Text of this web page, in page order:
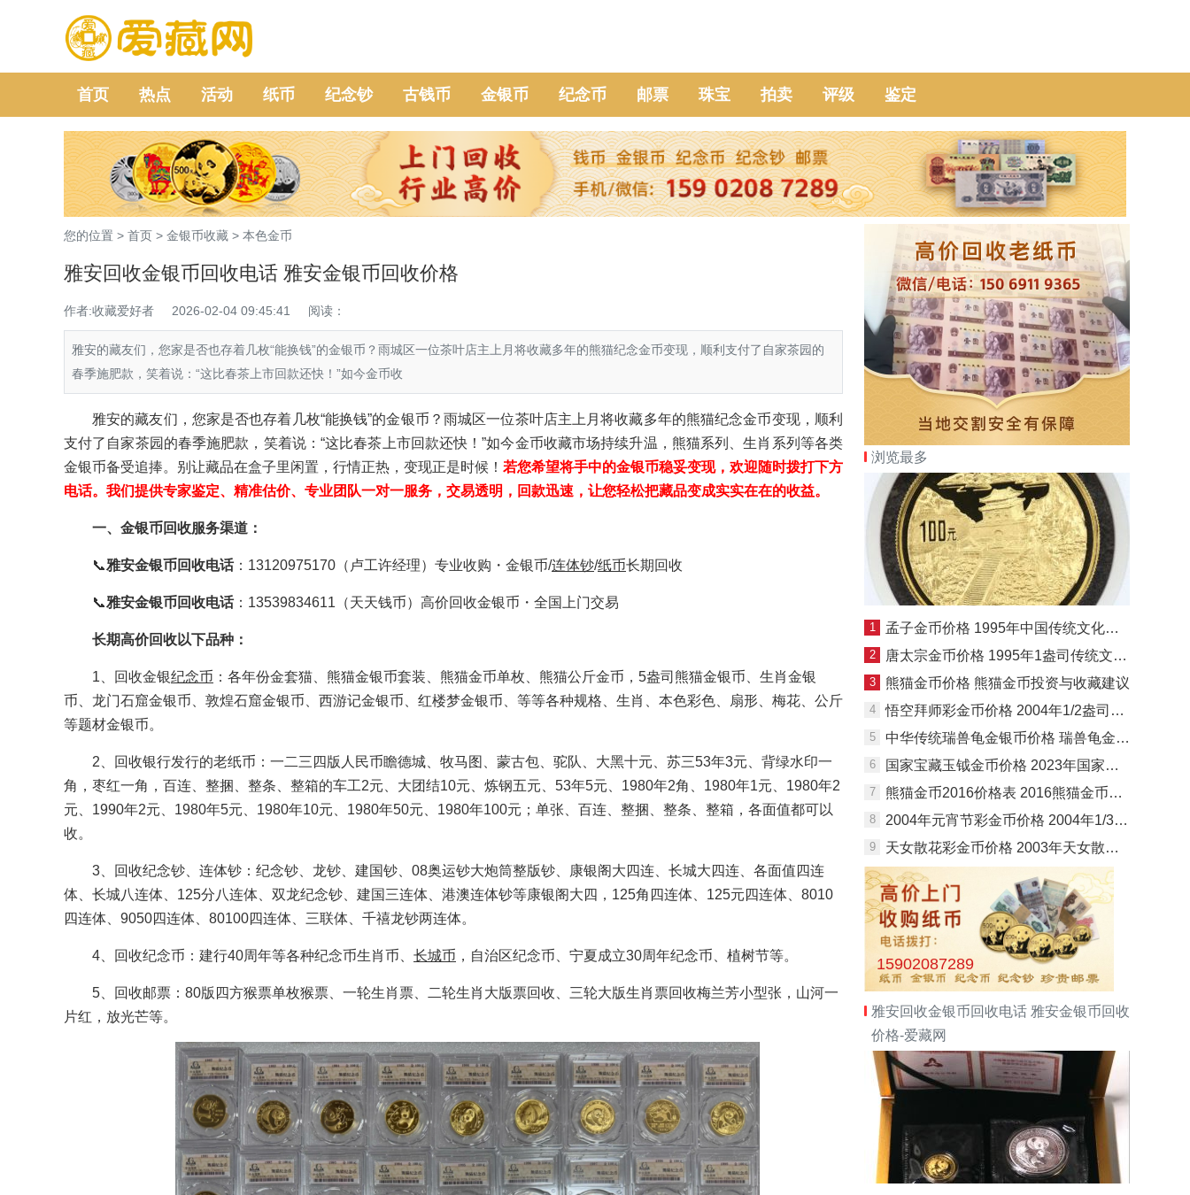
首页 热点 活动 纸币 纪念钞 古钱币 金银币 纪念币 邮票 珠宝 拍卖 评级 鉴定
您的位置 > 首页 > 金银币收藏 > 本色金币
雅安回收金银币回收电话 雅安金银币回收价格
作者:收藏爱好者 2026-02-04 09:45:41 阅读：
雅安的藏友们，您家是否也存着几枚“能换钱”的金银币？雨城区一位茶叶店主上月将收藏多年的熊猫纪念金币变现，顺利支付了自家茶园的
春季施肥款，笑着说：“这比春茶上市回款还快！”如今金币收
雅安的藏友们，您家是否也存着几枚“能换钱”的金银币？雨城区一位茶叶店主上月将收藏多年的熊猫纪念金币变现，顺利
支付了自家茶园的春季施肥款，笑着说：“这比春茶上市回款还快！”如今金币收藏市场持续升温，熊猫系列、生肖系列等各类
金银币备受追捧。别让藏品在盒子里闲置，行情正热，变现正是时候！ 若您希望将手中的金银币稳妥变现，欢迎随时拨打下方
电话。我们提供专家鉴定、精准估价、专业团队一对一服务，交易透明，回款迅速，让您轻松把藏品变成实实在在的收益。
一、金银币回收服务渠道：
📞雅安金银币回收电话：13120975170（卢工许经理）专业收购・金银币/连体钞/纸币长期回收
📞雅安金银币回收电话：13539834611（天天钱币）高价回收金银币・全国上门交易
长期高价回收以下品种：
1、回收金银纪念币 ：各年份金套猫、熊猫金银币套装、熊猫金币单枚、熊猫公斤金币，5盎司熊猫金银币、生肖金银
币、龙门石窟金银币、敦煌石窟金银币、西游记金银币、红楼梦金银币、等等各种规格、生肖、本色彩色、扇形、梅花、公斤
等题材金银币。
2、回收银行发行的老纸币：一二三四版人民币瞻德城、牧马图、蒙古包、驼队、大黑十元、苏三53年3元、背绿水印一
角，枣红一角，百连、整捆、整条、整箱的车工2元、大团结10元、炼钢五元、53年5元、1980年2角、1980年1元、1980年2
元、1990年2元、1980年5元、1980年10元、1980年50元、1980年100元；单张、百连、整捆、整条、整箱，各面值都可以
收。
3、回收纪念钞、连体钞：纪念钞、龙钞、建国钞、08奥运钞大炮筒整版钞、康银阁大四连、长城大四连、各面值四连
体、长城八连体、125分八连体、双龙纪念钞、建国三连体、港澳连体钞等康银阁大四，125角四连体、125元四连体、8010
四连体、9050四连体、80100四连体、三联体、千禧龙钞两连体。
4、回收纪念币：建行40周年等各种纪念币生肖币、 长城币 ，自治区纪念币、宁夏成立30周年纪念币、植树节等。
5、回收邮票：80版四方猴票单枚猴票、一轮生肖票、二轮生肖大版票回收、三轮大版生肖票回收梅兰芳小型张，山河一
片红，放光芒等。
浏览最多
1 孟子金币价格 1995年中国传统文化系列第一组孟子金币
2 唐太宗金币价格 1995年1盎司传统文化第1组唐太宗金币最新价格
3 熊猫金币价格 熊猫金币投资与收藏建议
4 悟空拜师彩金币价格 2004年1/2盎司悟空拜师彩金币收藏价格
5 中华传统瑞兽龟金银币价格 瑞兽龟金银币值多少钱
6 国家宝藏玉钺金币价格 2023年国家宝藏玉龙金币最新价格
7 熊猫金币2016价格表 2016熊猫金币今日最新价格
8 2004年元宵节彩金币价格 2004年1/3盎司元宵节彩金币值多少钱
9 天女散花彩金币价格 2003年天女散花彩金币市场价格
15902087289
雅安回收金银币回收电话 雅安金银币回收
价格-爱藏网